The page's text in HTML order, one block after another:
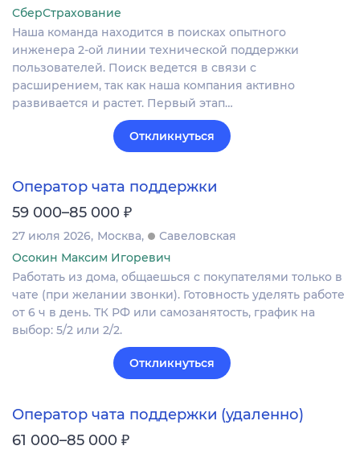
СберСтрахование
Наша команда находится в поисках опытного
инженера 2-ой линии технической поддержки
пользователей. Поиск ведется в связи с
расширением, так как наша компания активно
развивается и растет. Первый этап…
Откликнуться
Оператор чата поддержки
59 000–85 000 ₽
27 июля 2026 Москва
Савеловская
Осокин Максим Игоревич
Работать из дома, общаешься с покупателями только в
чате (при желании звонки). Готовность уделять работе
от 6 ч в день. ТК РФ или самозанятость, график на
выбор: 5/2 или 2/2.
Откликнуться
Оператор чата поддержки (удаленно)
61 000–85 000 ₽